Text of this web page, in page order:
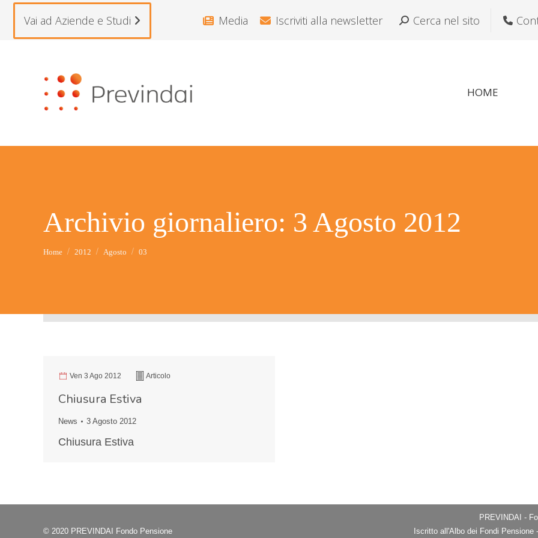
Vai ad Aziende e Studi Media Iscriviti alla newsletter Cerca:Cerca nel sito
HOME
Archivio giornaliero: 3 Agosto 2012
Tu sei qui:
Home 2012 Agosto 03
Ven 3 Ago 2012 Articolo
Chiusura Estiva
News 3 Agosto 2012
Chiusura Estiva
© 2020 PREVINDAI Fondo Pensione
PREVINDAI -
Iscritto all'Albo dei Fondi